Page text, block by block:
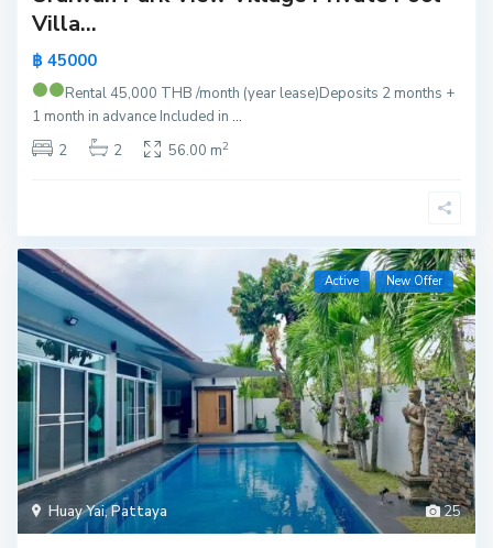
Villa...
฿ 45000
Rental 45,000 THB /month (year lease)Deposits 2 months +
1 month in advance Included in...
2
2 56.00 m2
25
Huay Yai,Pattaya
Active New Offer